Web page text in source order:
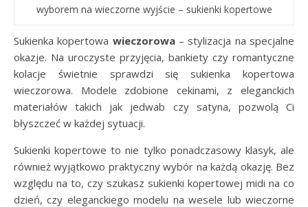
wyborem na wieczorne wyjście – sukienki kopertowe
Sukienka kopertowa wieczorowa– stylizacja na specjalne
okazje. Na uroczyste przyjęcia, bankiety czy romantyczne
kolacje świetnie sprawdzi się sukienka kopertowa
wieczorowa. Modele zdobione cekinami, z eleganckich
materiałów takich jak jedwab czy satyna, pozwolą Ci
błyszczeć w każdej sytuacji.
Sukienki kopertowe to nie tylko ponadczasowy klasyk, ale
również wyjątkowo praktyczny wybór na każdą okazję. Bez
względu na to, czy szukasz sukienki kopertowej midi na co
dzień, czy eleganckiego modelu na wesele lub wieczorne